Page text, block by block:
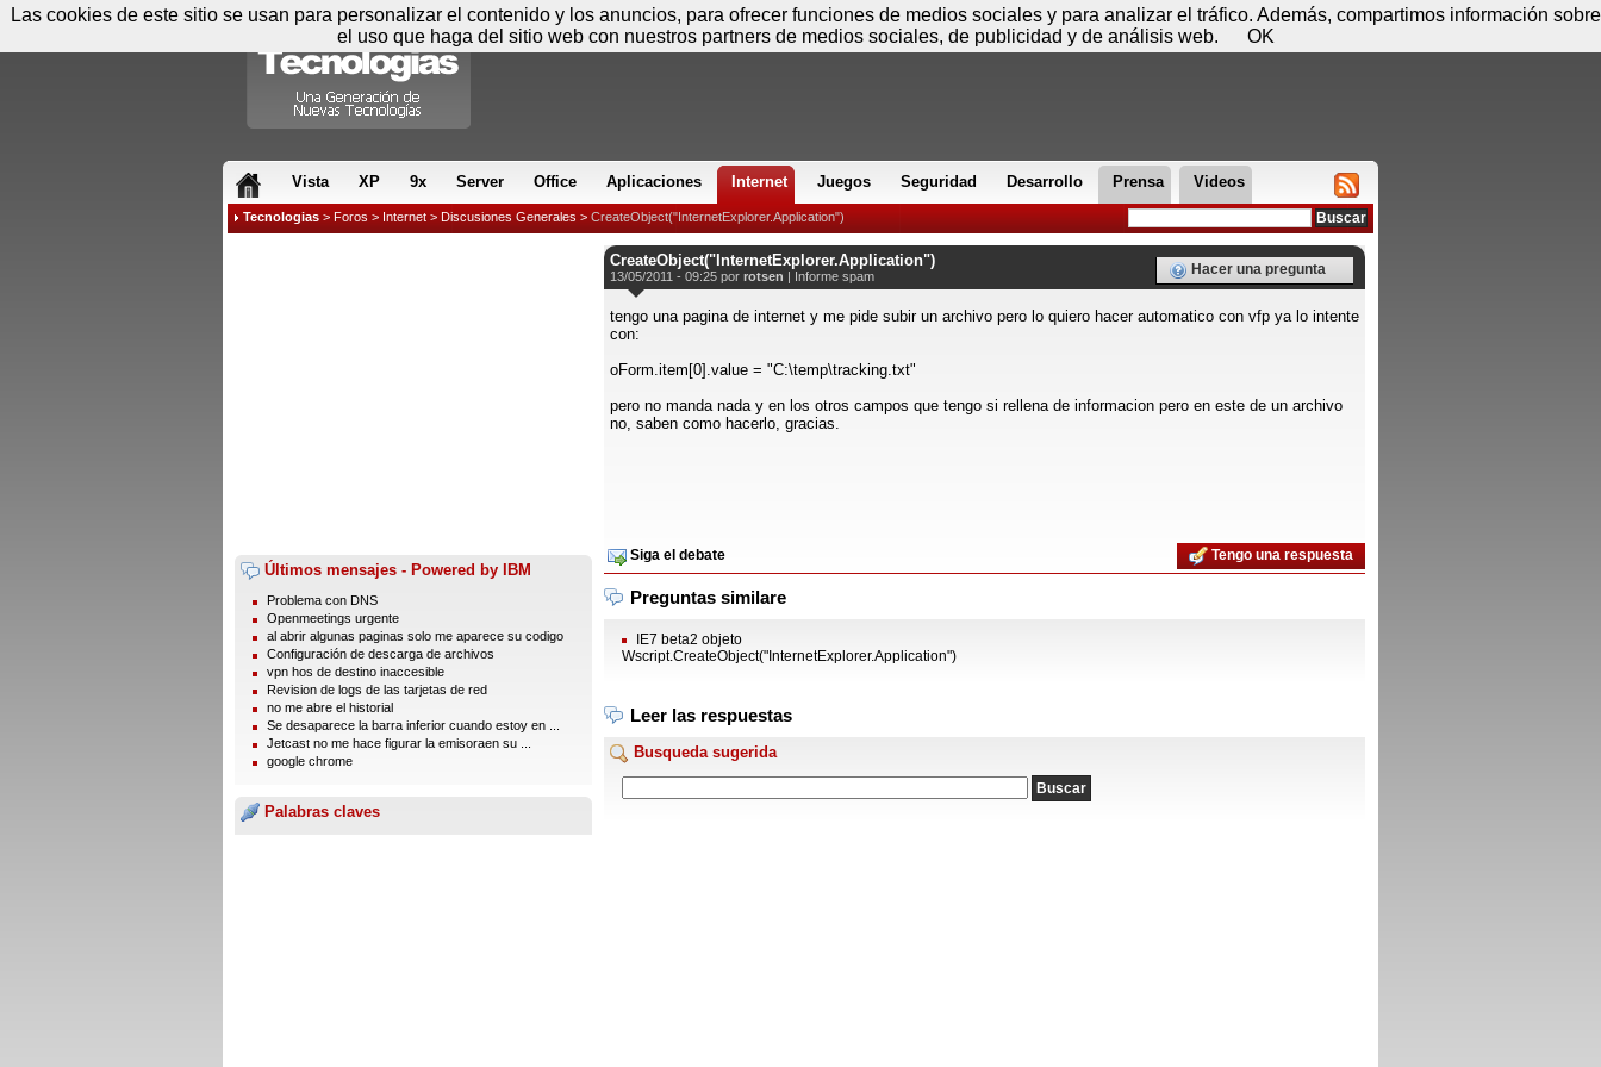
Vista XP 9x Server Office Aplicaciones Internet Juegos Seguridad Desarrollo Prensa Videos
Tecnologias > Foros > Internet > Discusiones Generales > CreateObject("InternetExplorer.Application")
Últimos mensajes - Powered by IBM
Problema con DNS
Openmeetings urgente
al abrir algunas paginas solo me aparece su codigo
Configuración de descarga de archivos
vpn hos de destino inaccesible
Revision de logs de las tarjetas de red
no me abre el historial
Se desaparece la barra inferior cuando estoy en ...
Jetcast no me hace figurar la emisoraen su ...
google chrome
Palabras claves
CreateObject("InternetExplorer.Application")
13/05/2011 - 09:25 por rotsen | Informe spam Hacer una pregunta
tengo una pagina de internet y me pide subir un archivo pero lo quiero hacer automatico con vfp ya lo intente
con:
oForm.item[0].value = "C:\temp\tracking.txt"
pero no manda nada y en los otros campos que tengo si rellena de informacion pero en este de un archivo
no, saben como hacerlo, gracias.
Siga el debate Tengo una respuesta
Preguntas similare
IE7 beta2 objeto
Wscript.CreateObject("InternetExplorer.Application")
Leer las respuestas
Busqueda sugerida
Sábado 08 de agosto - 18:48 Registrar Conectar
Las cookies de este sitio se usan para personalizar el contenido y los anuncios, para ofrecer funciones de medios sociales y para analizar el tráfico. Además, compartimos información sobre
el uso que haga del sitio web con nuestros partners de medios sociales, de publicidad y de análisis web.
OK